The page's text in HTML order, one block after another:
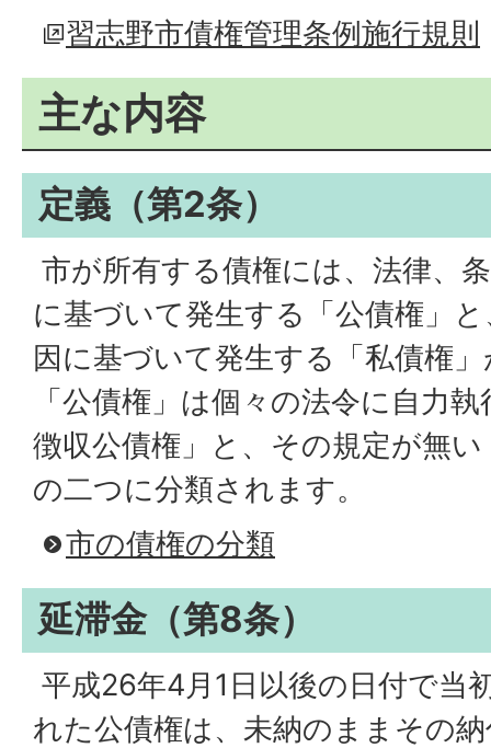
習志野市債権管理条例施行規則
主な内容
定義（第2条）
市が所有する債権には、法律、
に基づいて発生する「公債権」
因に基づいて発生する「私債権
「公債権」は個々の法令に自力
徴収公債権」と、その規定が無
の二つに分類されます。
市の債権の分類
延滞金（第8条）
平成26年4月1日以後の日付で当
れた公債権は、未納のままその